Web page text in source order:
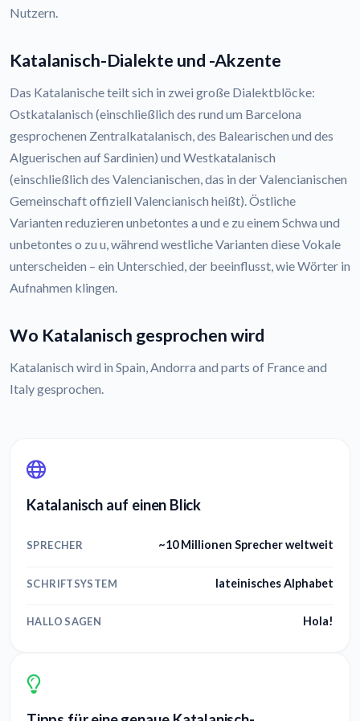
Nutzern.
Katalanisch-Dialekte und -Akzente
Das Katalanische teilt sich in zwei große Dialektblöcke:
Ostkatalanisch (einschließlich des rund um Barcelona
gesprochenen Zentralkatalanisch, des Balearischen und des
Alguerischen auf Sardinien) und Westkatalanisch
(einschließlich des Valencianischen, das in der Valencianischen
Gemeinschaft offiziell Valencianisch heißt). Östliche
Varianten reduzieren unbetontes a und e zu einem Schwa und
unbetontes o zu u, während westliche Varianten diese Vokale
unterscheiden – ein Unterschied, der beeinflusst, wie Wörter in
Aufnahmen klingen.
Wo Katalanisch gesprochen wird
Katalanisch wird in Spain, Andorra and parts of France and
Italy gesprochen.
Katalanisch auf einen Blick
SPRECHER ~10 Millionen Sprecher weltweit
SCHRIFTSYSTEM lateinisches Alphabet
HALLO SAGEN Hola!